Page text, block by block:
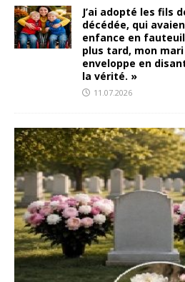
J’ai adopté les fils
décédée, qui
enfance en
plus tard, mon mari
enveloppe en
la vérité. »
11.07.2026